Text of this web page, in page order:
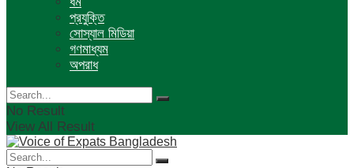
প্রযুক্তি
সোস্যাল মিডিয়া
গণমাধ্যম
অপরাধ
No Result
View All Result